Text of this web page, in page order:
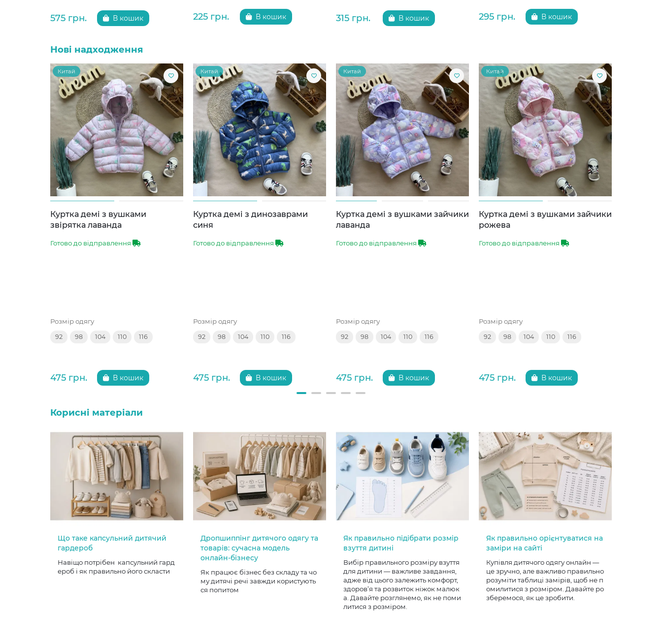
575 грн. В кошик 225 грн. В кошик 315 грн. В кошик 295 грн. В кошик
Нові надходження
Китай
Куртка демі з вушками
звірятка лаванда
Готово до відправлення
Розмір одягу
92 98 104 110 116
475 грн. В кошик
Китай
Куртка демі з динозаврами
синя
Готово до відправлення
Розмір одягу
92 98 104 110 116
475 грн. В кошик
Китай
Куртка демі з вушками зайчики
лаванда
Готово до відправлення
Розмір одягу
92 98 104 110 116
475 грн. В кошик
Китай
Куртка демі з вушками зайчики
рожева
Готово до відправлення
Розмір одягу
92 98 104 110 116
475 грн. В кошик
Корисні матеріали
Що таке капсульний дитячий
гардероб
Навіщо потрібен капсульний гард
ероб і як правильно його скласти
Дропшиппінг дитячого одягу та
товарів: сучасна модель
онлайн-бізнесу
Як працює бізнес без складу та чо
му дитячі речі завжди користують
ся попитом
Як правильно підібрати розмір
взуття дитині
Вибір правильного розміру взуття
для дитини — важливе завдання,
адже від цього залежить комфорт,
здоров’я та розвиток ніжок малюк
а. Давайте розглянемо, як не поми
литися з розміром.
Як правильно орієнтуватися на
заміри на сайті
Купівля дитячого одягу онлайн —
це зручно, але важливо правильно
розуміти таблиці замірів, щоб не п
омилитися з розміром. Давайте ро
зберемося, як це зробити.